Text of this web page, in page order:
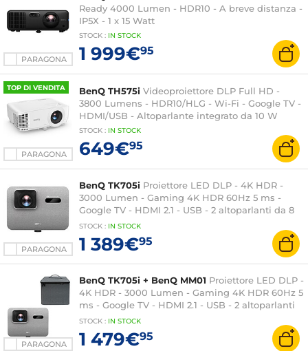
PARAGONA
Ready 4000 Lumen - HDR10 - A breve distanza -
IP5X - 1 x 15 Watt
STOCK : IN STOCK
1 999€95
TOP DI VENDITA
PARAGONA
BenQ TH575i Videoproiettore DLP Full HD -
3800 Lumens - HDR10/HLG - Wi-Fi - Google TV -
HDMI/USB - Altoparlante integrato da 10 W
STOCK : IN STOCK
649€95
PARAGONA
BenQ TK705i Proiettore LED DLP - 4K HDR -
3000 Lumen - Gaming 4K HDR 60Hz 5 ms -
Google TV - HDMI 2.1 - USB - 2 altoparlanti da 8
Watt
STOCK : IN STOCK
1 389€95
PARAGONA
BenQ TK705i + BenQ MM01 Proiettore LED DLP -
4K HDR - 3000 Lumen - Gaming 4K HDR 60Hz 5
ms - Google TV - HDMI 2.1 - USB - 2 altoparlanti
da 8 Watt + custodia per il trasporto
STOCK : IN STOCK
1 479€95